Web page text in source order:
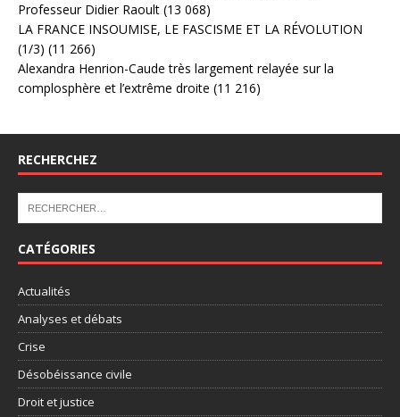
Professeur Didier Raoult (13 068)
LA FRANCE INSOUMISE, LE FASCISME ET LA RÉVOLUTION
(1/3) (11 266)
Alexandra Henrion-Caude très largement relayée sur la
complosphère et l’extrême droite (11 216)
RECHERCHEZ
CATÉGORIES
Actualités
Analyses et débats
Crise
Désobéissance civile
Droit et justice